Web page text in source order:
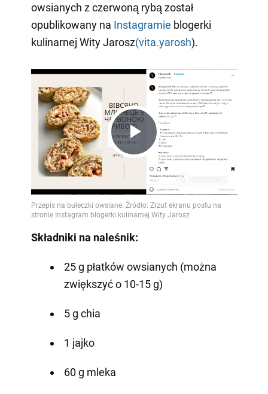
owsianych z czerwoną rybą został
opublikowany na Instagramie blogerki
kulinarnej Wity Jarosz(vita.yarosh).
Play
Video
Składniki na naleśnik:
25 g płatków owsianych (można
zwiększyć o 10-15 g)
5 g chia
1 jajko
60 g mleka